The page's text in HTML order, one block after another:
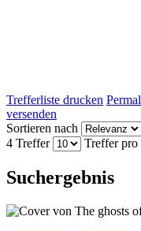
Trefferliste drucken
versenden
Sortieren nach
4 Treffer
Treffer pro
Suchergebnis